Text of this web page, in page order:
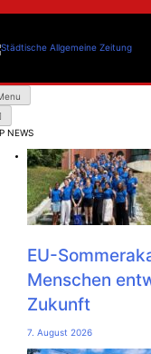
NEWS
EU-
Menschen
Zukunft
7. August 2026